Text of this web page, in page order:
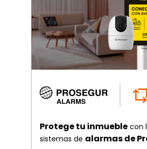
Protege tu inmueble con
sistemas de alarmas de